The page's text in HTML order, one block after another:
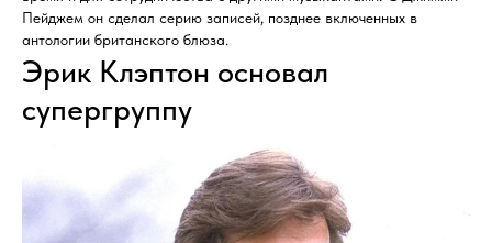
Пейджем он сделал серию записей, позднее включенных в
антологии британского блюза.
Эрик Клэптон основал
супергруппу